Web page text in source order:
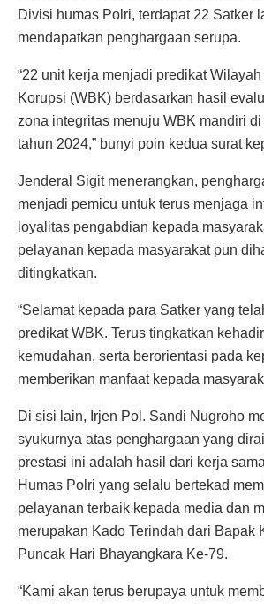
Divisi humas Polri, terdapat 22 Satker
mendapatkan penghargaan serupa.
“22 unit kerja menjadi predikat
Korupsi (WBK) berdasarkan hasil
zona integritas menuju WBK mandiri
tahun 2024,” bunyi poin kedua surat
Jenderal Sigit menerangkan,
menjadi pemicu untuk terus menjaga
loyalitas pengabdian kepada
pelayanan kepada masyarakat pun
ditingkatkan.
“Selamat kepada para Satker yang
predikat WBK. Terus tingkatkan
kemudahan, serta berorientasi pada
memberikan manfaat kepada
Di sisi lain, Irjen Pol. Sandi Nugroho
syukurnya atas penghargaan yang
prestasi ini adalah hasil dari kerja
Humas Polri yang selalu bertekad
pelayanan terbaik kepada media dan
merupakan Kado Terindah dari Bapak
Puncak Hari Bhayangkara Ke-79.
“Kami akan terus berupaya untuk